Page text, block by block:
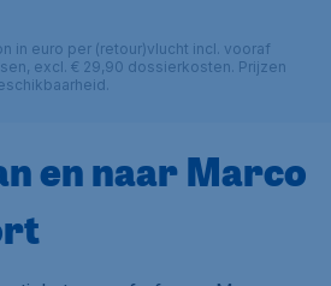
in euro per (retour)vlucht incl. vooraf
excl. € 29,90 dossierkosten. Prijzen
en naar Marco